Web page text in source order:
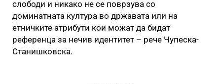
слободи и никако не се поврзува со
доминатната култура во државата или на
етничките атрибути кои можат да бидат
референца за нечив идентитет – рече Чупеска-
Станишковска.